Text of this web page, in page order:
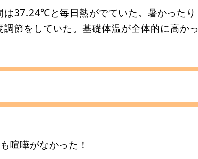
37.24℃と毎日熱がでていた。暑かったり
節をしていた。基礎体温が全体的に高かっ
喧嘩がなかった！